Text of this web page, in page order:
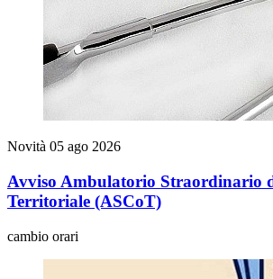
Novità 05 ago 2026
Avviso Ambulatorio Straordinario
Territoriale (ASCoT)
cambio orari